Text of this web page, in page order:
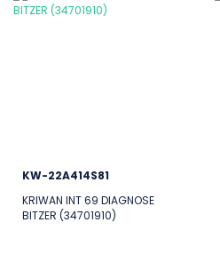
KW-22A414S81
KRIWAN INT 69 DIAGNOSE
BITZER (34701910)